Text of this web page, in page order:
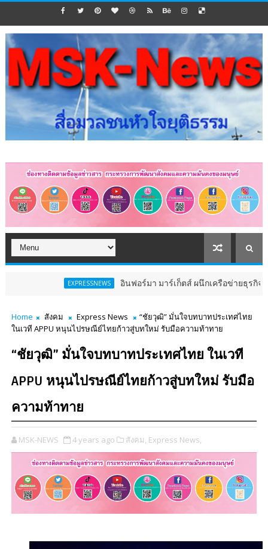
อินฟอร์มา มาร์เก็ตส์ ผนึกเครือข่ายธุรกิจท่องเที่ยว-บริก
Home สังคม Express News
“ชัยวุฒิ” มั่นใจบทบาทประเทศไทย
ในเวที APPU หนุนไปรษณีย์ไทยก้าวสู่บทใหม่ รับมือความท้าทาย
“ชัยวุฒิ” มั่นใจบทบาทประเทศไทย ในเวที
APPU หนุนไปรษณีย์ไทยก้าวสู่บทใหม่ รับมือ
ความท้าทาย
MSK-NEWS 4 years ago สังคม, Express News,